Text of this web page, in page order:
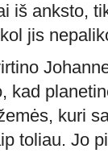
iš anksto,
jis
kad
kuri
toliau. Jo